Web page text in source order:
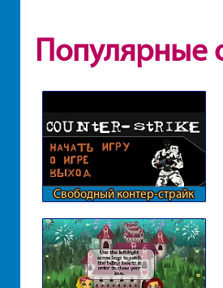
Популярные
Свободный контер-страйк